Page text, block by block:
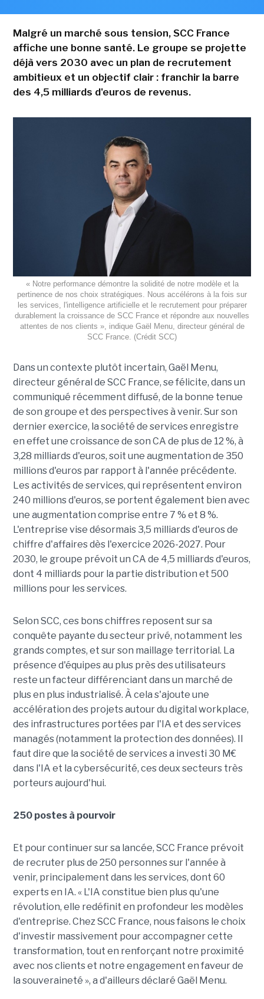
Malgré un marché sous tension, SCC France
affiche une bonne santé. Le groupe se projette
déjà vers 2030 avec un plan de recrutement
ambitieux et un objectif clair : franchir la barre
des 4,5 milliards d'euros de revenus.
« Notre performance démontre la solidité de notre modèle et la
pertinence de nos choix stratégiques. Nous accélérons à la fois sur
les services, l'intelligence artificielle et le recrutement pour préparer
durablement la croissance de SCC France et répondre aux nouvelles
attentes de nos clients », indique Gaël Menu, directeur général de
SCC France. (Crédit SCC)
Dans un contexte plutôt incertain, Gaël Menu,
directeur général de SCC France, se félicite, dans un
communiqué récemment diffusé, de la bonne tenue
de son groupe et des perspectives à venir. Sur son
dernier exercice, la société de services enregistre
en effet une croissance de son CA de plus de 12 %, à
3,28 milliards d'euros, soit une augmentation de 350
millions d'euros par rapport à l'année précédente.
Les activités de services, qui représentent environ
240 millions d'euros, se portent également bien avec
une augmentation comprise entre 7 % et 8 %.
L'entreprise vise désormais 3,5 milliards d'euros de
chiffre d'affaires dès l'exercice 2026-2027. Pour
2030, le groupe prévoit un CA de 4,5 milliards d'euros,
dont 4 milliards pour la partie distribution et 500
millions pour les services.
Selon SCC, ces bons chiffres reposent sur sa
conquête payante du secteur privé, notamment les
grands comptes, et sur son maillage territorial. La
présence d'équipes au plus près des utilisateurs
reste un facteur différenciant dans un marché de
plus en plus industrialisé. À cela s'ajoute une
accélération des projets autour du digital workplace,
des infrastructures portées par l'IA et des services
managés (notamment la protection des données). Il
faut dire que la société de services a investi 30 M€
dans l'IA et la cybersécurité, ces deux secteurs très
porteurs aujourd'hui.
250 postes à pourvoir
Et pour continuer sur sa lancée, SCC France prévoit
de recruter plus de 250 personnes sur l'année à
venir, principalement dans les services, dont 60
experts en IA. « L'IA constitue bien plus qu'une
révolution, elle redéfinit en profondeur les modèles
d'entreprise. Chez SCC France, nous faisons le choix
d'investir massivement pour accompagner cette
transformation, tout en renforçant notre proximité
avec nos clients et notre engagement en faveur de
la souveraineté », a d'ailleurs déclaré Gaël Menu.